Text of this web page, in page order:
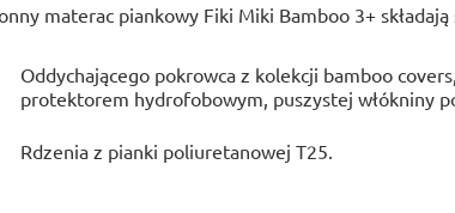
materac piankowy Fiki Miki Bamboo 3+ składają
Oddychającego pokrowca z kolekcji bamboo
protektorem hydrofobowym, puszystej włókniny
Rdzenia z pianki poliuretanowej T25.